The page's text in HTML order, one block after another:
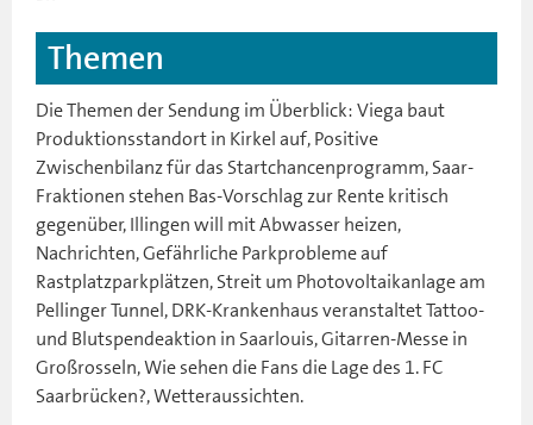
Themen
Die Themen der Sendung im Überblick: Viega baut
Produktionsstandort in Kirkel auf, Positive
Zwischenbilanz für das Startchancenprogramm, Saar-
Fraktionen stehen Bas-Vorschlag zur Rente kritisch
gegenüber, Illingen will mit Abwasser heizen,
Nachrichten, Gefährliche Parkprobleme auf
Rastplatzparkplätzen, Streit um Photovoltaikanlage am
Pellinger Tunnel, DRK-Krankenhaus veranstaltet Tattoo-
und Blutspendeaktion in Saarlouis, Gitarren-Messe in
Großrosseln, Wie sehen die Fans die Lage des 1. FC
Saarbrücken?, Wetteraussichten.